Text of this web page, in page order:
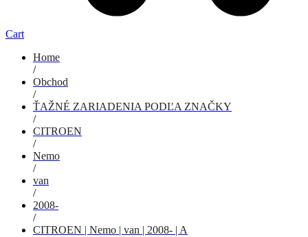
Cart
Home
/
Obchod
/
ŤAŽNÉ ZARIADENIA PODĽA ZNAČKY
/
CITROEN
/
Nemo
/
van
/
2008-
/
CITROEN | Nemo | van | 2008- | A